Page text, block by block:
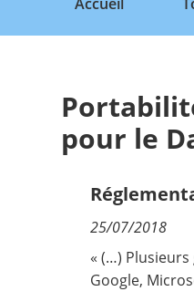
Accueil
Qui sommes nous ?
pour le
25/07/2018
« (…)
Google,